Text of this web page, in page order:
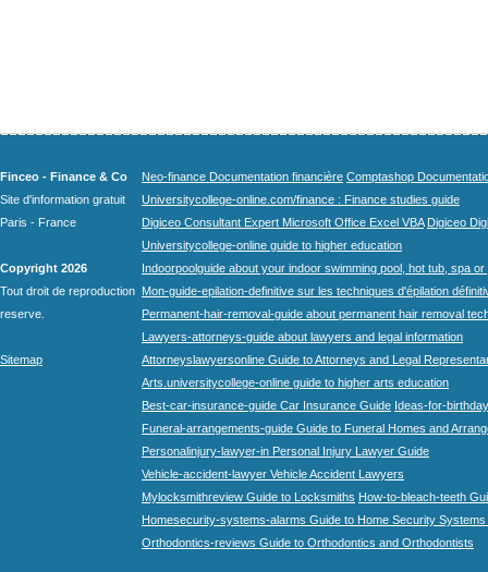
Finceo - Finance & Co
Site d'information gratuit
Paris - France
Copyright 2026
Tout droit de reproduction
reserve.
Sitemap
Neo-finance Documentation financière Comptashop
Universitycollege-online.com/finance : Finance studies guide
Digiceo Consultant Expert Microsoft Office Excel VBA Digiceo
Universitycollege-online guide to higher education
Indoorpoolguide about your indoor swimming pool, hot tub, spa
Mon-guide-epilation-definitive sur les techniques d'épilation
Permanent-hair-removal-guide about permanent hair removal
Lawyers-attorneys-guide about lawyers and legal information
Attorneyslawyersonline Guide to Attorneys and Legal
Arts.universitycollege-online guide to higher arts education
Best-car-insurance-guide Car Insurance Guide Ideas-for-
Funeral-arrangements-guide Guide to Funeral Homes and
Personalinjury-lawyer-in Personal Injury Lawyer Guide
Vehicle-accident-lawyer Vehicle Accident Lawyers
Mylocksmithreview Guide to Locksmiths How-to-bleach-teeth
Homesecurity-systems-alarms Guide to Home Security Systems
Orthodontics-reviews Guide to Orthodontics and Orthodontists